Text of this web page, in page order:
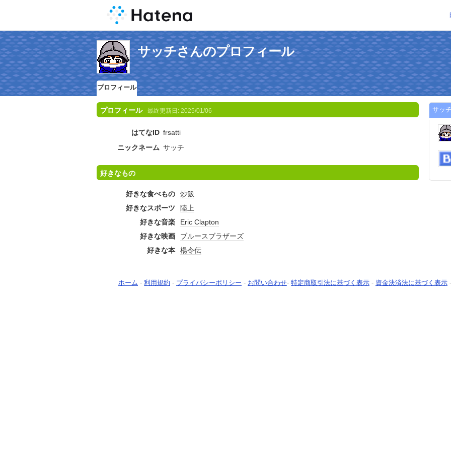
サッチさんのプロフィール
プロフィール
プロフィール 最終更新日: 2025/01/06
はてなID frsatti
ニックネーム サッチ
好きなもの
好きな食べもの
炒飯
好きなスポーツ
陸上
好きな音楽
Eric Clapton
好きな映画
ブルースブラザーズ
好きな本
楊令伝
サッ
ホーム - 利用規約 - プライバシーポリシー - お問い合わせ- 特定商取引法に基づく表示 - 資金決済法に基づく表示 -